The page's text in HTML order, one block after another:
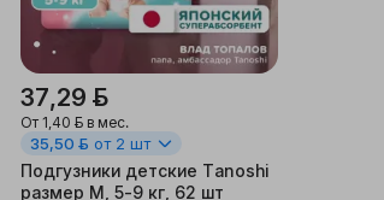
37,29 ƃ
От 1,40 ƃв мес.
35,50 ƃ от 2 шт
Подгузники детские Tanoshi
размер M, 5-9 кг, 62 шт